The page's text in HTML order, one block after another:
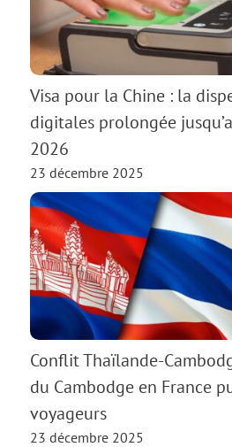
Visa pour la Chine : la
digitales prolongée
2026
23 décembre 2025
Conflit Thaïlande-
du Cambodge en France
voyageurs
23 décembre 2025